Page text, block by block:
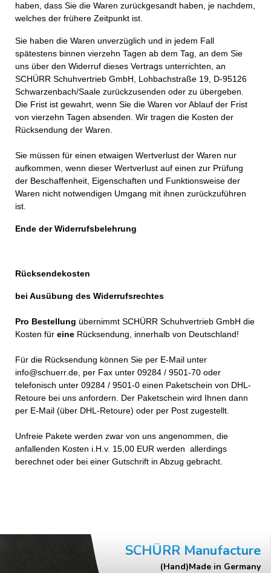
haben, dass Sie die Waren zurückgesandt haben, je nachdem,
welches der frühere Zeitpunkt ist.
Sie haben die Waren unverzüglich und in jedem Fall
spätestens binnen vierzehn Tagen ab dem Tag, an dem Sie
uns über den Widerruf dieses Vertrags unterrichten, an
SCHÜRR Schuhvertrieb GmbH, Lohbachstraße 19, D-95126
Schwarzenbach/Saale zurückzusenden oder zu übergeben.
Die Frist ist gewahrt, wenn Sie die Waren vor Ablauf der Frist
von vierzehn Tagen absenden. Wir tragen die Kosten der
Rücksendung der Waren.
Sie müssen für einen etwaigen Wertverlust der Waren nur
aufkommen, wenn dieser Wertverlust auf einen zur Prüfung
der Beschaffenheit, Eigenschaften und Funktionsweise der
Waren nicht notwendigen Umgang mit ihnen zurückzuführen
ist.
Ende der Widerrufsbelehrung
Rücksendekosten
bei Ausübung des Widerrufsrechtes
Pro Bestellung übernimmt SCHÜRR Schuhvertrieb GmbH die
Kosten für eine Rücksendung, innerhalb von Deutschland!
Für die Rücksendung können Sie per E-Mail unter
info@schuerr.de, per Fax unter 09284 / 9501-70 oder
telefonisch unter 09284 / 9501-0 einen Paketschein von DHL-
Retoure bei uns anfordern. Der Paketschein wird Ihnen dann
per E-Mail (über DHL-Retoure) oder per Post zugestellt.
Unfreie Pakete werden zwar von uns angenommen, die
anfallenden Kosten i.H.v. 15,00 EUR werden allerdings
berechnet oder bei einer Gutschrift in Abzug gebracht.
SCHÜRR Manufacture
(Hand)Made in Germany